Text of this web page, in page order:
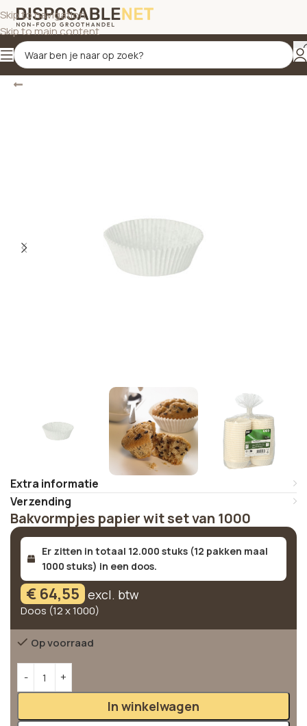
Skip to navigation
Skip to main content
Terug Home/Bakvormpjes tot Ø 5 cm
Extra informatie
Verzending
Bakvormpjes papier wit set van 1000
Er zitten in totaal 12.000 stuks (12 pakken maal
1000 stuks) in een doos.
€ 64,55 excl. btw
Doos (12 x 1000)
Op voorraad
In winkelwagen